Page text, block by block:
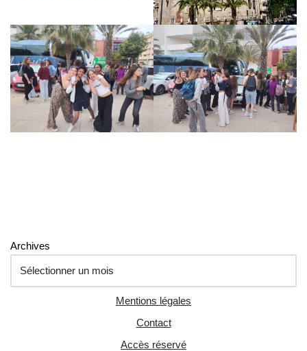
Archives
Mentions légales
Contact
Accès réservé